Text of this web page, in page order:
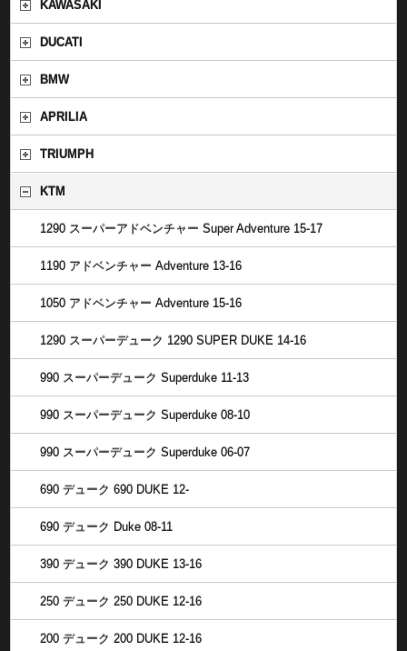
KAWASAKI
DUCATI
BMW
APRILIA
TRIUMPH
KTM
1290 スーパーアドベンチャー Super Adventure 15-17
1190 アドベンチャー Adventure 13-16
1050 アドベンチャー Adventure 15-16
1290 スーパーデューク 1290 SUPER DUKE 14-16
990 スーパーデューク Superduke 11-13
990 スーパーデューク Superduke 08-10
990 スーパーデューク Superduke 06-07
690 デューク 690 DUKE 12-
690 デューク Duke 08-11
390 デューク 390 DUKE 13-16
250 デューク 250 DUKE 12-16
200 デューク 200 DUKE 12-16